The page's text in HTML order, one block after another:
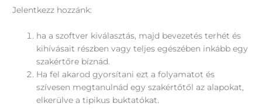
Jelentkezz hozzánk:
ha a szoftver kiválasztás, majd bevezetés terhét és
kihívásait részben vagy teljes egészében inkább egy
szakértőre bíznád.
Ha fel akarod gyorsítani ezt a folyamatot és
szívesen megtanulnád egy szakértőtől az alapokat,
elkerülve a tipikus buktatókat.